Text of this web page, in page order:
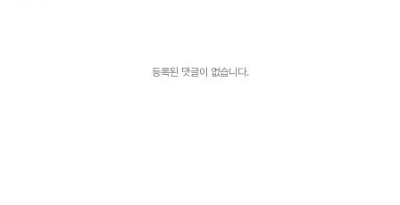
등록된 댓글이 없습니다.